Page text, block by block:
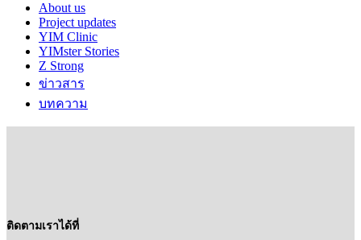
About us
Project updates
YIM Clinic
YIMster Stories
Z Strong
ข่าวสาร
บทความ
ติดตามเราได้ที่